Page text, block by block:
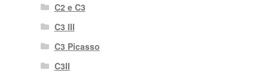
C2 e C3
C3 III
C3 Picasso
C3II